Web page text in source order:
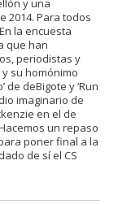
y una
2014. Para todos
la encuesta
que han
periodistas y
su homónimo
de deBigote y ‘Run
imaginario de
en el de
un repaso
poner final a la
de sí el CS